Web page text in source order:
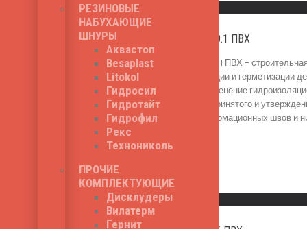
РЕЗИНОВЫЕ
НАБУХАЮЩИЕ
ШНУРЫ
Аквастоп
Besaplast
Litokol
Гидросил
Гидротайт
Гидрофил
Рекс
Технониколь
ПРОЧИЕ
КОМПЛЕКТУЮЩИЕ
Дисклудеры
Вилатерм
Гернит
Быстрый просмотр
Аквастоп ДВ-400/30.1 ПВХ
Аквастоп ДВ-400/30.1 ПВХ -
функцию гидроизоляции и герметизации
бетонных работ. Применение
регламента 186-07, принятого и
исключительно деформационных швов и
1,830
Read More
Быстрый просмотр